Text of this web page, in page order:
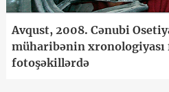
Avqust, 2008. Cənubi
müharibənin xronologiyası
fotoşəkillərdə